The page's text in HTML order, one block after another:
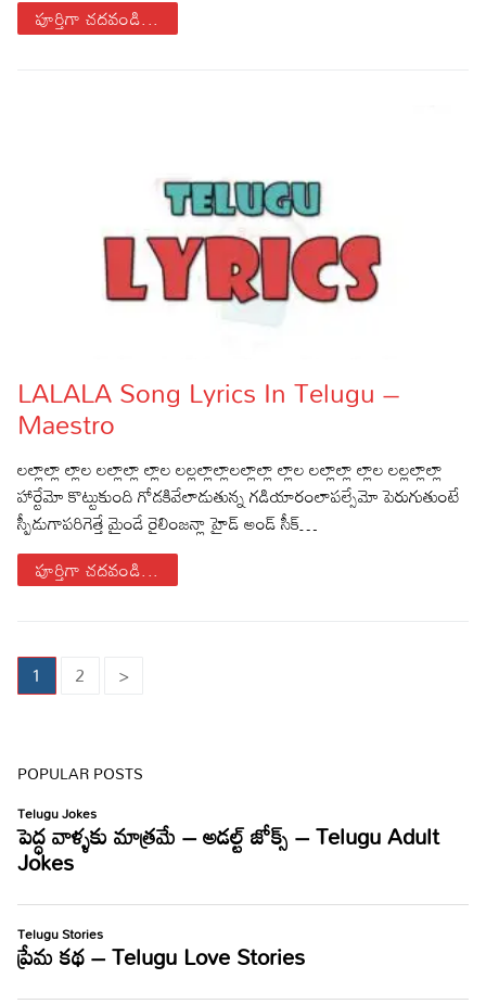
పూర్తిగా చదవండి...
LALALA Song Lyrics In Telugu –
Maestro
లల్లాల్లా ల్లాల లల్లాల్లా ల్లాల లల్లల్లాల్లాలల్లాల్లా ల్లాల లల్లాల్లా ల్లాల లల్లల్లాల్లా
హార్టేమో కొట్టుకుంది గోడకివేలాడుతున్న గడియారంలాపల్సేమో పెరుగుతుంటే
స్పీడుగాపరిగెత్తే మైండే రైలింజన్లా హైడ్ అండ్ సీక్…
పూర్తిగా చదవండి...
Posts
pagination
1 2 >
POPULAR POSTS